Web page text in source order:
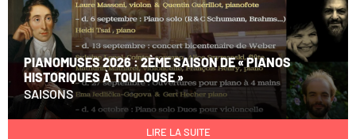
PIANOMUSES 2026 : 2ÈME SAISON DE « PIANOS
HISTORIQUES À TOULOUSE »
SAISONS
LIRE LA SUITE